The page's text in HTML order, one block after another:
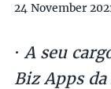
24 November
· A seu
Biz Apps